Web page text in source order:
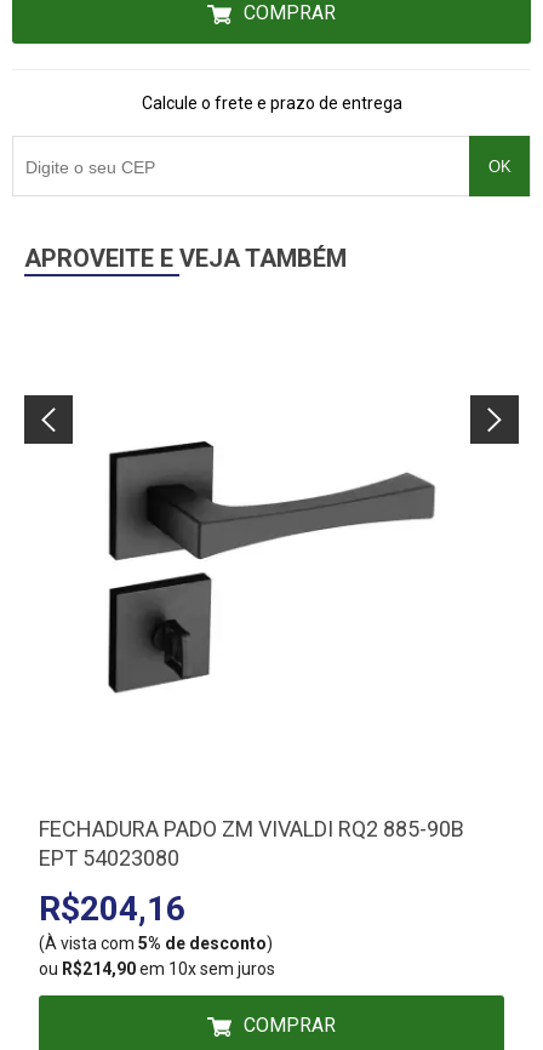
COMPRAR
Calcule o frete e prazo de entrega
OK
APROVEITE E VEJA TAMBÉM
FECHADURA PADO ZM VIVALDI RQ2 885-90B
EPT 54023080
R$204,16
(À vista com 5% de desconto)
ou R$214,90em 10x sem juros
COMPRAR